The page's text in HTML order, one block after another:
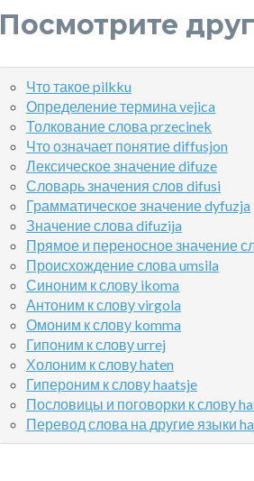
Посмотрите
Что такое pilkku
Определение термина vejica
Толкование слова przecinek
Что означает понятие diffusjon
Лексическое значение difuze
Словарь значения слов difusi
Грамматическое значение dyfuzja
Значение слова difuzija
Прямое и переносное значение
Происхождение слова umsila
Синоним к слову ikoma
Антоним к слову virgola
Омоним к слову komma
Гипоним к слову urrej
Холоним к слову haten
Гипероним к слову haatsje
Пословицы и поговорки к слову
Перевод слова на другие языки